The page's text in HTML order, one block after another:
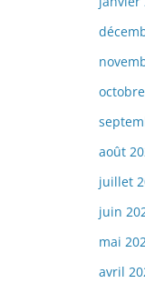
août
juillet
juin
mai
avril